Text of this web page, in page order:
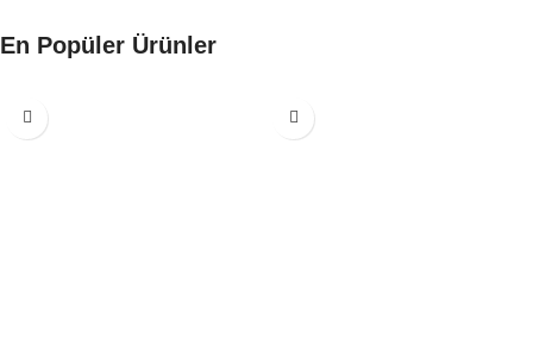
En Popüler Ürünler